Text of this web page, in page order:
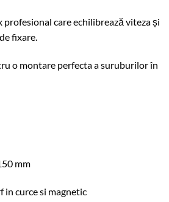
profesional care echilibrează viteza și
fixare.
o montare perfecta a suruburilor în
mm
in curce si magnetic